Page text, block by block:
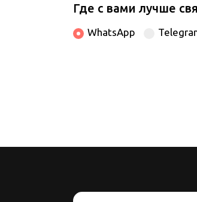
Где с вами лучше
WhatsApp